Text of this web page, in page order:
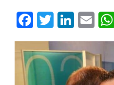
FacebookTwitter LinkedInEmail